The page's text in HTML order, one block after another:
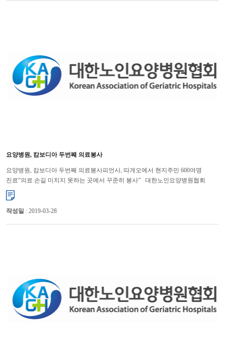
요양병원, 캄보디아 두번째 의료봉사
요양병원, 캄보디아 두번째 의료봉사피언사, 따게오에서 현지주민 600여명
진료“의료 손길 미치지 못하는 곳에서 꾸준히 봉사” 대한노인요양병원협회
(회장 이필순)는 지난해에 이어 올해에도 캄보디아에서 두 번...
작성일 : 2019-03-28